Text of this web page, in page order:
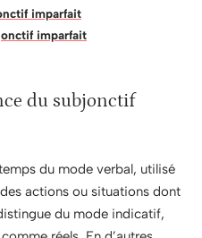
imparfait
imparfait
du subjonctif
du mode verbal, utilisé
actions ou situations dont
du mode indicatif,